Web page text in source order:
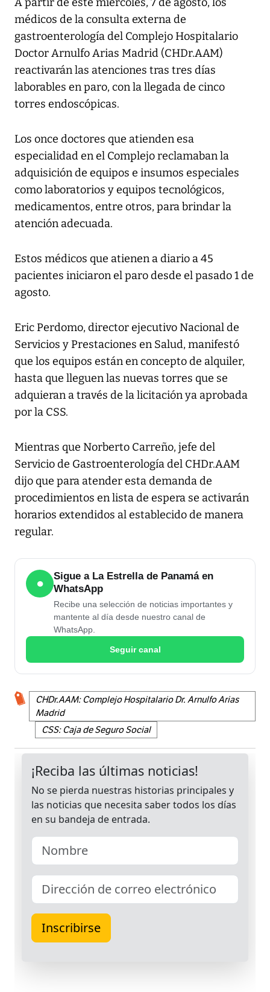
A partir de este miércoles, 7 de agosto, los
médicos de la consulta externa de
gastroenterología del Complejo Hospitalario
Doctor Arnulfo Arias Madrid (CHDr.AAM)
reactivarán las atenciones tras tres días
laborables en paro, con la llegada de cinco
torres endoscópicas.
Los once doctores que atienden esa
especialidad en el Complejo reclamaban la
adquisición de equipos e insumos especiales
como laboratorios y equipos tecnológicos,
medicamentos, entre otros, para brindar la
atención adecuada.
Estos médicos que atienen a diario a 45
pacientes iniciaron el paro desde el pasado 1 de
agosto.
Eric Perdomo, director ejecutivo Nacional de
Servicios y Prestaciones en Salud, manifestó
que los equipos están en concepto de alquiler,
hasta que lleguen las nuevas torres que se
adquieran a través de la licitación ya aprobada
por la CSS.
Mientras que Norberto Carreño, jefe del
Servicio de Gastroenterología del CHDr.AAM
dijo que para atender esta demanda de
procedimientos en lista de espera se activarán
horarios extendidos al establecido de manera
regular.
●
Sigue a La Estrella de Panamá en
WhatsApp
Recibe una selección de noticias importantes y
mantente al día desde nuestro canal de
WhatsApp.
Seguir canal
CHDr.AAM: Complejo Hospitalario Dr. Arnulfo Arias
Madrid
CSS: Caja de Seguro Social